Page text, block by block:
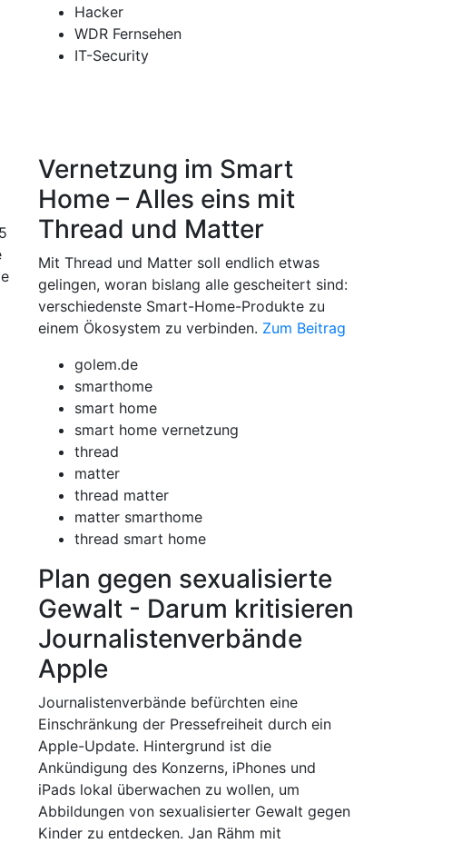
Hacker
WDR Fernsehen
IT-Security
Vernetzung im Smart
Home – Alles eins mit
Thread und Matter
Mit Thread und Matter soll endlich etwas
gelingen, woran bislang alle gescheitert sind:
verschiedenste Smart-Home-Produkte zu
einem Ökosystem zu verbinden. Zum Beitrag
golem.de
smarthome
smart home
smart home vernetzung
thread
matter
thread matter
matter smarthome
thread smart home
Plan gegen sexualisierte
Gewalt - Darum kritisieren
Journalistenverbände
Apple
Journalistenverbände befürchten eine
Einschränkung der Pressefreiheit durch ein
Apple-Update. Hintergrund ist die
Ankündigung des Konzerns, iPhones und
iPads lokal überwachen zu wollen, um
Abbildungen von sexualisierter Gewalt gegen
Kinder zu entdecken. Jan Rähm mit